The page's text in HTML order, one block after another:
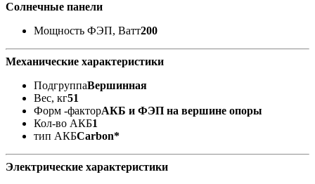
Солнечные панели
Мощность ФЭП, Ватт200
Механические характеристики
ПодгруппаВершинная
Вес, кг51
Форм -факторАКБ и ФЭП на вершине опоры
Кол-во АКБ1
тип АКБCarbon*
Электрические характеристики